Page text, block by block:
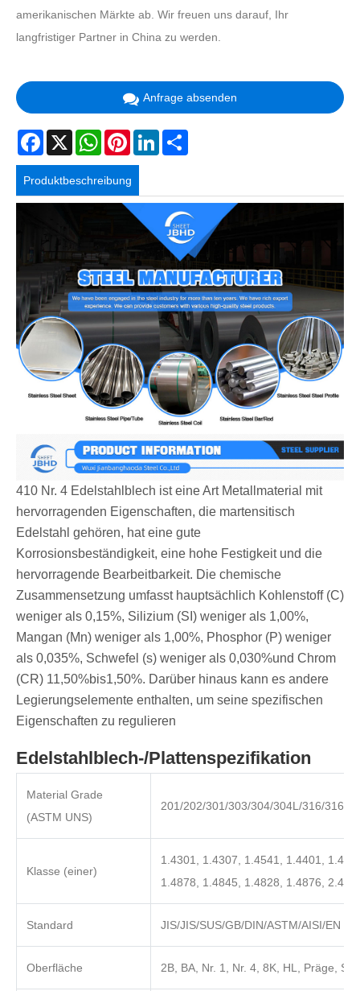
amerikanischen Märkte ab. Wir freuen uns darauf, Ihr
langfristiger Partner in China zu werden.
Anfrage absenden
Facebook
X WhatsAppPinterestLinkedIn
Produktbeschreibung
410 Nr. 4 Edelstahlblech ist eine Art Metallmaterial mit
hervorragenden Eigenschaften, die martensitisch
Edelstahl gehören, hat eine gute
Korrosionsbeständigkeit, eine hohe Festigkeit und die
hervorragende Bearbeitbarkeit. Die chemische
Zusammensetzung umfasst hauptsächlich Kohlenstoff (C)
weniger als 0,15%, Silizium (SI) weniger als 1,00%,
Mangan (Mn) weniger als 1,00%, Phosphor (P) weniger
als 0,035%, Schwefel (s) weniger als 0,030%und Chrom
(CR) 11,50%bis1,50%. Darüber hinaus kann es andere
Legierungselemente enthalten, um seine spezifischen
Eigenschaften zu regulieren
Edelstahlblech-/Plattenspezifikation
Material Grade
(ASTM UNS)
201/202/301/303/304/304L/316/
Klasse (einer)
1.4301, 1.4307, 1.4541, 1.4401,
1.4878, 1.4845, 1.4828, 1.4876,
Standard JIS/JIS/SUS/GB/DIN/ASTM/AISI/EN
Oberfläche 2B, BA, Nr. 1, Nr. 4, 8K, HL, Präge,